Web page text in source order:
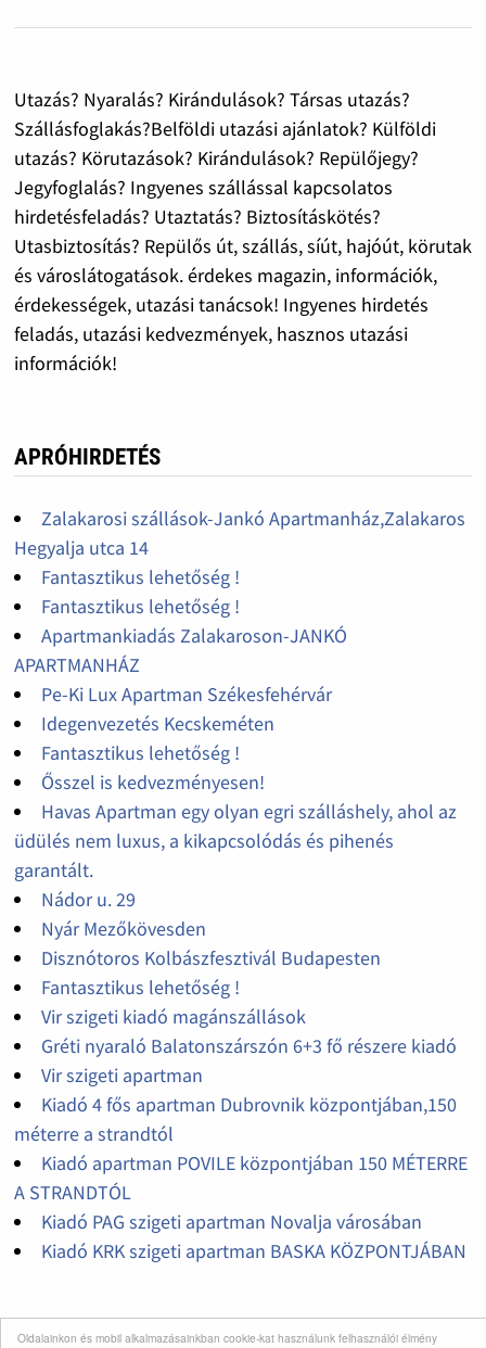
Oldalainkon és mobil alkalmazásainkban cookie-kat használunk felhasználói élmény
Utazás? Nyaralás? Kirándulások? Társas utazás?
Szállásfoglakás?Belföldi utazási ajánlatok? Külföldi
utazás? Körutazások? Kirándulások? Repülőjegy?
Jegyfoglalás? Ingyenes szállással kapcsolatos
hirdetésfeladás? Utaztatás? Biztosításkötés?
Utasbiztosítás? Repülős út, szállás, síút, hajóút, körutak
és városlátogatások. érdekes magazin, információk,
érdekességek, utazási tanácsok! Ingyenes hirdetés
feladás, utazási kedvezmények, hasznos utazási
információk!
APRÓHIRDETÉS
Zalakarosi szállások-Jankó Apartmanház,Zalakaros
Hegyalja utca 14
Fantasztikus lehetőség !
Fantasztikus lehetőség !
Apartmankiadás Zalakaroson-JANKÓ
APARTMANHÁZ
Pe-Ki Lux Apartman Székesfehérvár
Idegenvezetés Kecskeméten
Fantasztikus lehetőség !
Ősszel is kedvezményesen!
Havas Apartman egy olyan egri szálláshely, ahol az
üdülés nem luxus, a kikapcsolódás és pihenés
garantált.
Nádor u. 29
Nyár Mezőkövesden
Disznótoros Kolbászfesztivál Budapesten
Fantasztikus lehetőség !
Vir szigeti kiadó magánszállások
Gréti nyaraló Balatonszárszón 6+3 fő részere kiadó
Vir szigeti apartman
Kiadó 4 fős apartman Dubrovnik központjában,150
méterre a strandtól
Kiadó apartman POVILE központjában 150 MÉTERRE
A STRANDTÓL
Kiadó PAG szigeti apartman Novalja városában
Kiadó KRK szigeti apartman BASKA KÖZPONTJÁBAN